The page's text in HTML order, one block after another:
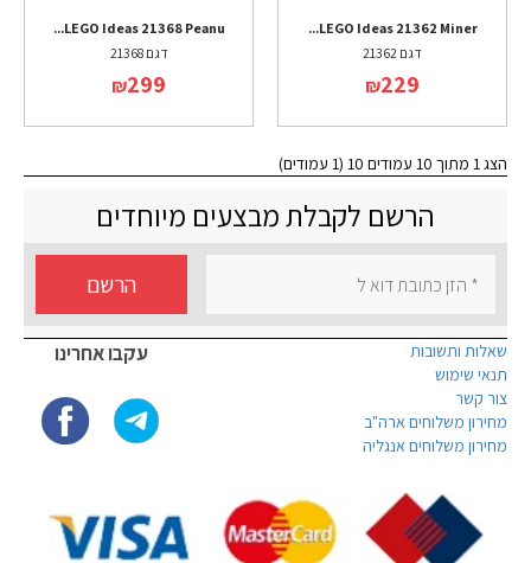
LEGO Ideas 21362 Miner...
דגם 21362
₪229
LEGO Ideas 21368 Peanu...
דגם 21368
₪299
הצג 1 מתוך 10 עמודים 10 (1 עמודים)
הרשם לקבלת מבצעים מיוחדים
הרשם
עקבו אחרינו
שאלות ותשובות
תנאי שימוש
צור קשר
מחירון משלוחים ארה"ב
מחירון משלוחים אנגליה